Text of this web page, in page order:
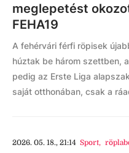
meglepetést
FEHA19
A fehérvári férfi röpisek
húztak be három szettben,
pedig az Erste Liga
saját otthonában, csak a
2026. 05. 18., 21:14 Sport,